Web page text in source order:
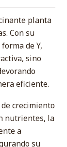
planta
Con su
de Y,
sino
eficiente.
crecimiento
nutrientes, la
a
su